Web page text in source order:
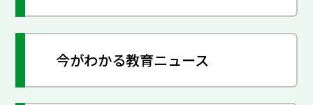
今がわかる教育ニュース